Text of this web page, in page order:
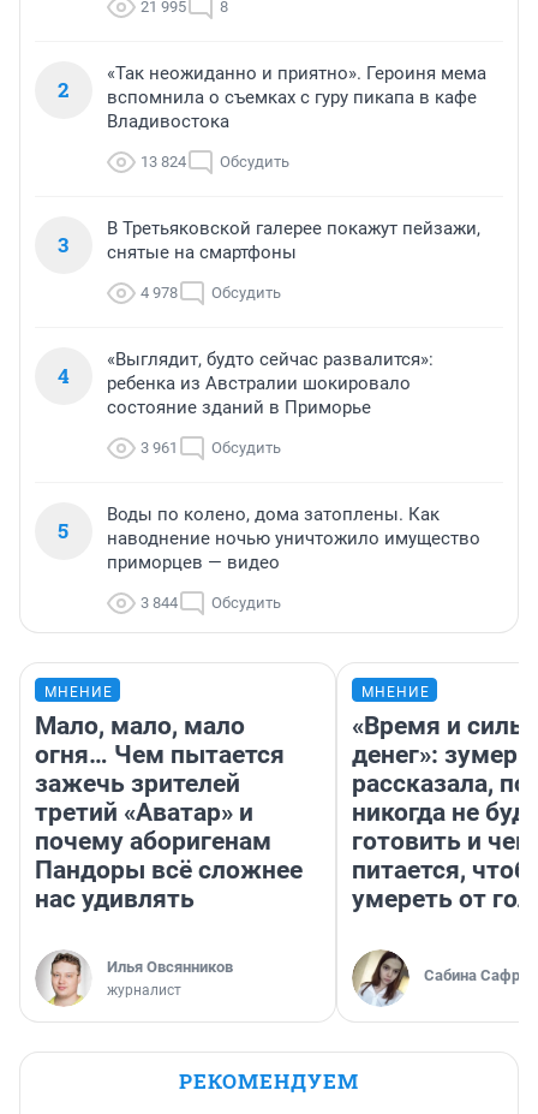
21 995 8
2
«Так неожиданно и приятно». Героиня мема
вспомнила о съемках с гуру пикапа в кафе
Владивостока
13 824 Обсудить
3
В Третьяковской галерее покажут пейзажи,
снятые на смартфоны
4 978 Обсудить
4
«Выглядит, будто сейчас развалится»:
ребенка из Австралии шокировало
состояние зданий в Приморье
3 961 Обсудить
5
Воды по колено, дома затоплены. Как
наводнение ночью уничтожило имущество
приморцев — видео
3 844 Обсудить
МНЕНИЕ
Мало, мало, мало
огня… Чем пытается
зажечь зрителей
третий «Аватар» и
почему аборигенам
Пандоры всё сложнее
нас удивлять
Илья Овсянников
журналист
МНЕНИЕ
«Время и
денег»:
рассказала,
никогда не
готовить и чем
питается,
умереть от
Сабина
РЕКОМЕНДУЕМ